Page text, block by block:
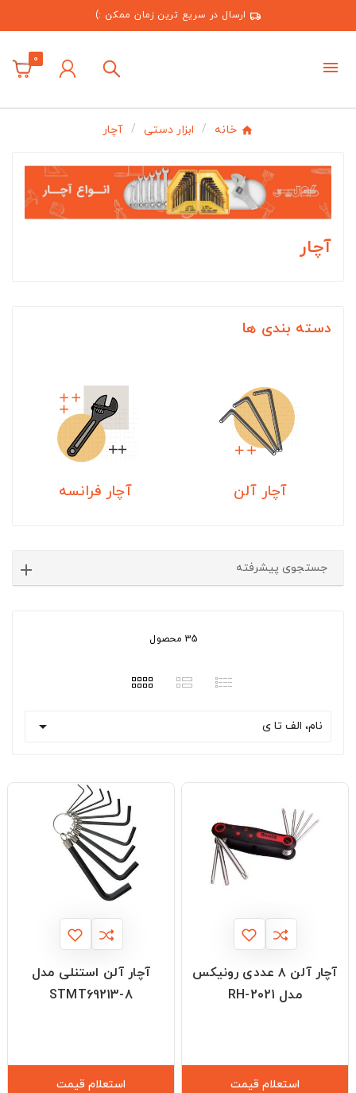
ارسال در سریع ترین زمان ممکن :)
0
خانه ابزار دستی آچار
آچار
دسته بندی ها
آچار آلن آچار فرانسه
جستجوی پیشرفته
35 محصول
نام، الف تا ی 
آچار آلن ۸ عددی رونیکس
مدل RH-2021
استعلام قیمت
آچار آلن استنلی مدل
STMT69213-8
استعلام قیمت